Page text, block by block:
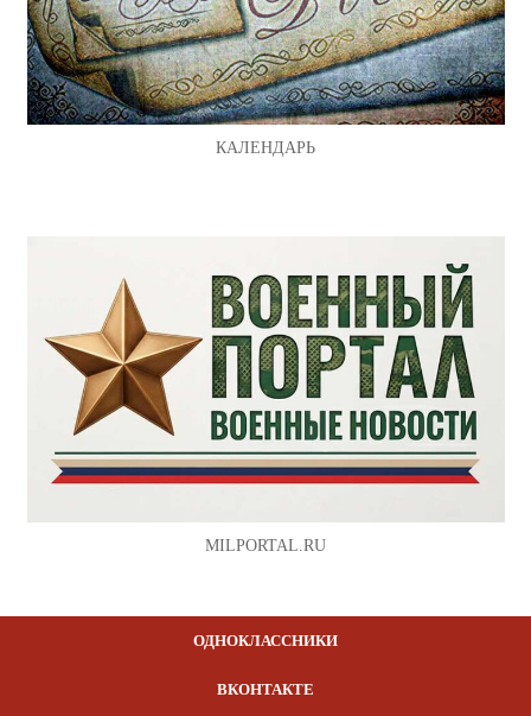
КАЛЕНДАРЬ
MILPORTAL.RU
ОДНОКЛАССНИКИ
ВКОНТАКТЕ